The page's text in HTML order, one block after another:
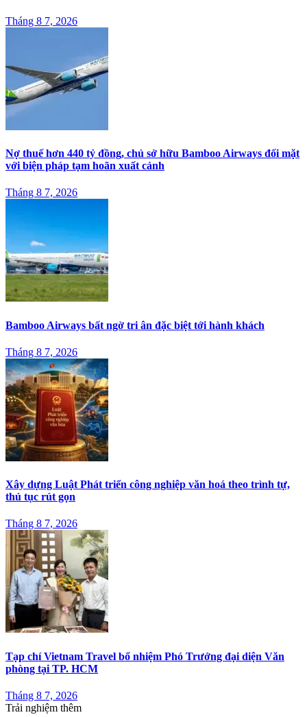
Tháng 8 7, 2026
Nợ thuế hơn 440 tỷ đồng, chủ sở hữu Bamboo Airways đối mặt
với biện pháp tạm hoãn xuất cảnh
Tháng 8 7, 2026
Bamboo Airways bất ngờ tri ân đặc biệt tới hành khách
Tháng 8 7, 2026
Xây dựng Luật Phát triển công nghiệp văn hoá theo trình tự,
thủ tục rút gọn
Tháng 8 7, 2026
Tạp chí Vietnam Travel bổ nhiệm Phó Trưởng đại diện Văn
phòng tại TP. HCM
Tháng 8 7, 2026
Trải nghiệm thêm